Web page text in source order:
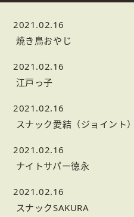
2021.02.16
焼き鳥おやじ
2021.02.16
江戸っ子
2021.02.16
スナック愛結（ジョイント）
2021.02.16
ナイトサパー徳永
2021.02.16
スナックSAKURA